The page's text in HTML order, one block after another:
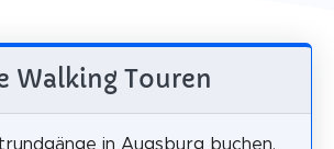
Walking Touren
in Augsburg buchen.